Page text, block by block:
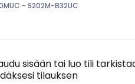
- S202M-B32UC
sisään tai luo tili
tilauksen